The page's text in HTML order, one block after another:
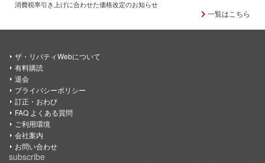
消費税率引き上げに合わせた価格改定のお知らせ
一覧はこちら
ザ・リバティWebについて
有料購読
退会
プライバシーポリシー
訂正・おわび
FAQ よくある質問
ご利用環境
会社案内
お問い合わせ
subscribe